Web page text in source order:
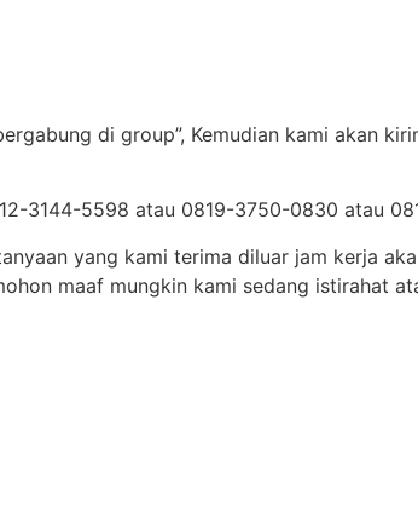
di group”, Kemudian kami akan
3144-5598 atau 0819-3750-0830 atau
yang kami terima diluar jam kerja
maaf mungkin kami sedang istirahat